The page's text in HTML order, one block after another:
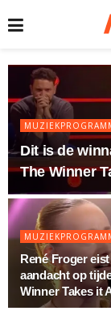
Dit is de
The Winner
René Froger
aandacht op
Winner Takes it